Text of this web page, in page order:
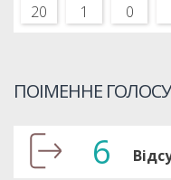
20 1 0
ПОІМЕННЕ
6